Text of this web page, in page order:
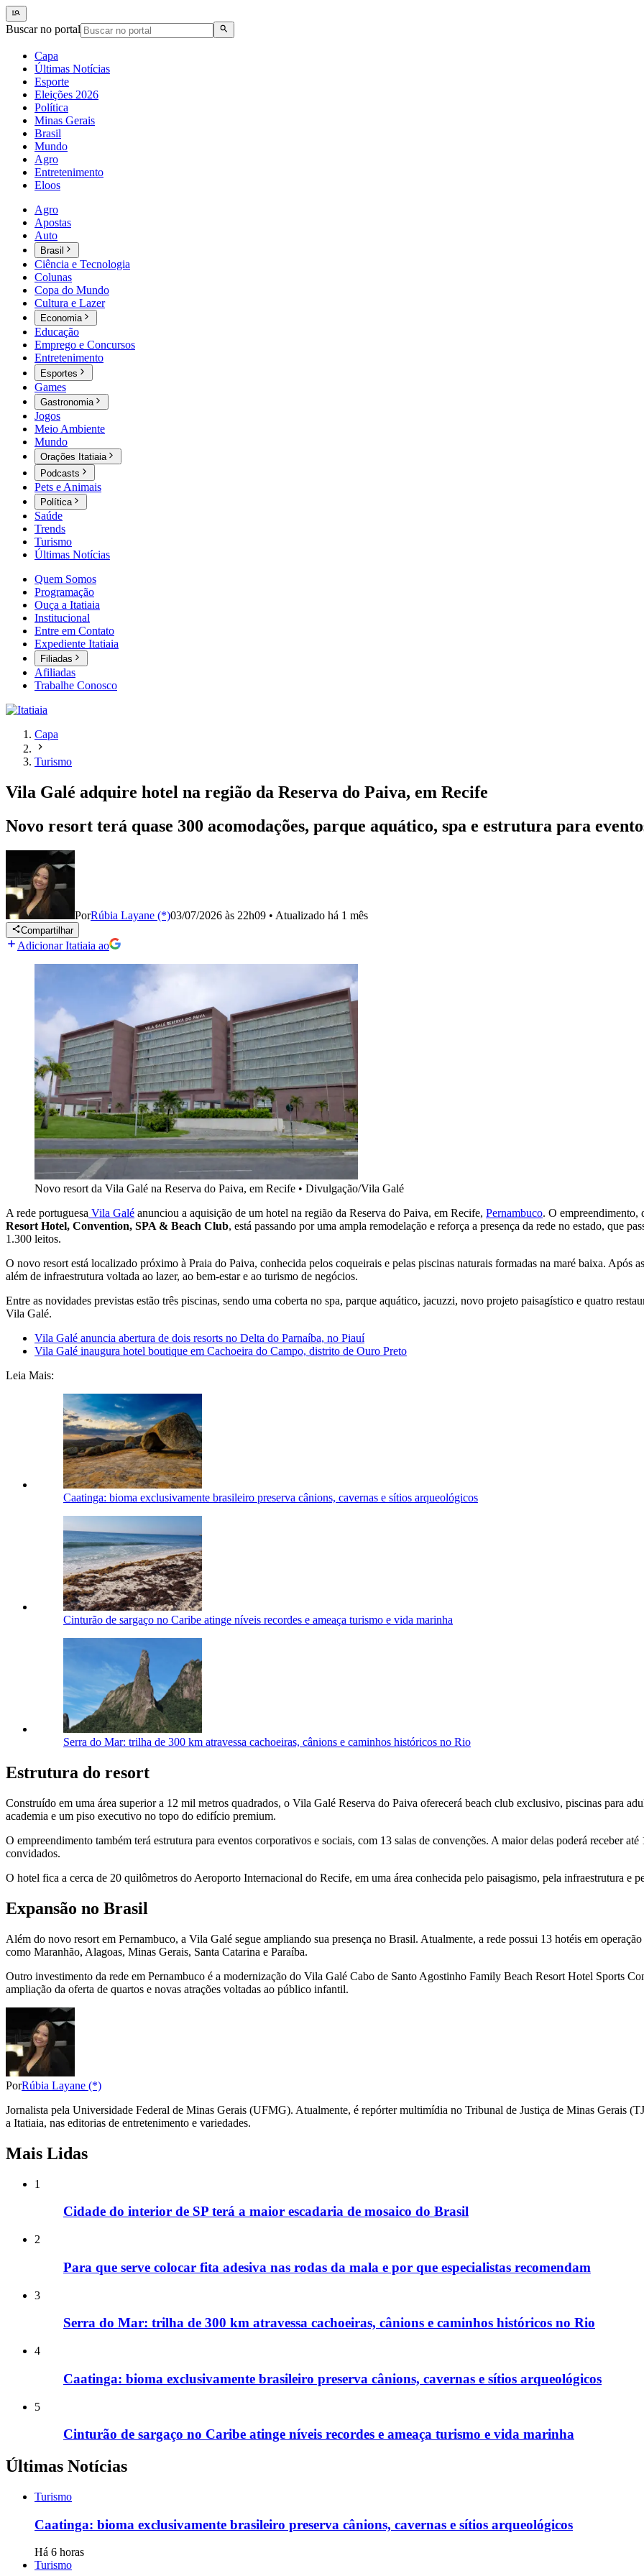
Buscar no portal
Capa
Últimas Notícias
Esporte
Eleições 2026
Política
Minas Gerais
Brasil
Mundo
Agro
Entretenimento
Eloos
Agro
Apostas
Auto
Brasil
Ciência e Tecnologia
Colunas
Copa do Mundo
Cultura e Lazer
Economia
Educação
Emprego e Concursos
Entretenimento
Esportes
Games
Gastronomia
Jogos
Meio Ambiente
Mundo
Orações Itatiaia
Podcasts
Pets e Animais
Política
Saúde
Trends
Turismo
Últimas Notícias
Quem Somos
Programação
Ouça a Itatiaia
Institucional
Entre em Contato
Expediente Itatiaia
Filiadas
Afiliadas
Trabalhe Conosco
Capa
Turismo
Vila Galé adquire hotel na região da Reserva do Paiva, em Recife
Novo resort terá quase 300 acomodações, parque aquático, spa e estrutura para
PorRúbia Layane (*)03/07/2026 às 22h09 • Atualizado há 1 mês
Compartilhar
Adicionar Itatiaia ao
Novo resort da Vila Galé na Reserva do Paiva, em Recife • Divulgação/Vila Galé
A rede portuguesa Vila Galé anunciou a aquisição de um hotel na região da Reserva do Paiva, em Recife, Pernambuco. O empreendimento,
Resort Hotel, Convention, SPA & Beach Club, está passando por uma ampla remodelação e reforça a presença da rede no estado, que
1.300 leitos.
O novo resort está localizado próximo à Praia do Paiva, conhecida pelos coqueirais e pelas piscinas naturais formadas na maré baixa. Após
além de infraestrutura voltada ao lazer, ao bem-estar e ao turismo de negócios.
Entre as novidades previstas estão três piscinas, sendo uma coberta no spa, parque aquático, jacuzzi, novo projeto paisagístico e quatro
Vila Galé.
Vila Galé anuncia abertura de dois resorts no Delta do Parnaíba, no Piauí
Vila Galé inaugura hotel boutique em Cachoeira do Campo, distrito de Ouro Preto
Leia Mais:
Caatinga: bioma exclusivamente brasileiro preserva cânions, cavernas e sítios arqueológicos
Cinturão de sargaço no Caribe atinge níveis recordes e ameaça turismo e vida marinha
Serra do Mar: trilha de 300 km atravessa cachoeiras, cânions e caminhos históricos no Rio
Estrutura do resort
Construído em uma área superior a 12 mil metros quadrados, o Vila Galé Reserva do Paiva oferecerá beach club exclusivo, piscinas para
academia e um piso executivo no topo do edifício premium.
O empreendimento também terá estrutura para eventos corporativos e sociais, com 13 salas de convenções. A maior delas poderá receber
convidados.
O hotel fica a cerca de 20 quilômetros do Aeroporto Internacional do Recife, em uma área conhecida pelo paisagismo, pela infraestrutura e
Expansão no Brasil
Além do novo resort em Pernambuco, a Vila Galé segue ampliando sua presença no Brasil. Atualmente, a rede possui 13 hotéis em
como Maranhão, Alagoas, Minas Gerais, Santa Catarina e Paraíba.
Outro investimento da rede em Pernambuco é a modernização do Vila Galé Cabo de Santo Agostinho Family Beach Resort Hotel Sports
ampliação da oferta de quartos e novas atrações voltadas ao público infantil.
PorRúbia Layane (*)
Jornalista pela Universidade Federal de Minas Gerais (UFMG). Atualmente, é repórter multimídia no Tribunal de Justiça de Minas Gerais
a Itatiaia, nas editorias de entretenimento e variedades.
Mais Lidas
1
Cidade do interior de SP terá a maior escadaria de mosaico do Brasil
2
Para que serve colocar fita adesiva nas rodas da mala e por que especialistas recomendam
3
Serra do Mar: trilha de 300 km atravessa cachoeiras, cânions e caminhos históricos no Rio
4
Caatinga: bioma exclusivamente brasileiro preserva cânions, cavernas e sítios arqueológicos
5
Cinturão de sargaço no Caribe atinge níveis recordes e ameaça turismo e vida marinha
Últimas Notícias
Turismo
Caatinga: bioma exclusivamente brasileiro preserva cânions, cavernas e sítios arqueológicos
Há 6 horas
Turismo